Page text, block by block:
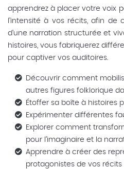
apprendrez à placer votre voix
l’intensité à vos récits, afin de
d’une narration structurée et
histoires, vous fabriquerez
pour captiver vos auditoires.
Découvrir comment
autres figures folklorique
Étoffer sa boîte à histoires
Expérimenter différentes
Explorer comment
pour l’imaginaire et la
Apprendre à créer des
protagonistes de vos récits